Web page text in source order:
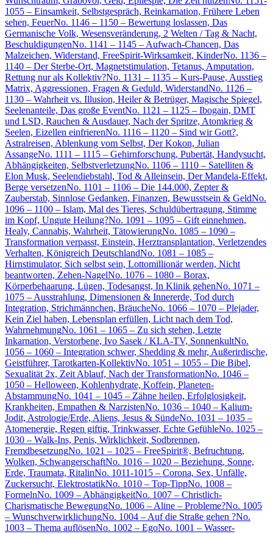
1055 – Einsamkeit, Selbstgespräch, Reinkarnation, Frühere Leben
sehen, FeuerNo. 1146 – 1150 – Bewertung loslassen, Das
Germanische Volk, Wesensveränderung, 2 Welten / Tag & Nacht,
BeschuldigungenNo. 1141 – 1145 – Aufwach-Chancen, Das
Malzeichen, Widerstand, FreeSpirit-Wirksamkeit, KinderNo. 1136 –
1140 – Der Sterbe-Ort, Magnetstimulation, Tetanus, Amputation,
Rettung nur als Kollektiv?No. 1131 – 1135 – Kurs-Pause, Ausstieg
Matrix, Aggressionen, Fragen & Geduld, WiderstandNo. 1126 –
1130 – Wahrheit vs. Illusion, Heiler & Betrüger, Magische Spiegel,
Seelenanteile, Das große EventNo. 1121 – 1125 – Ibogain, DMT
und LSD, Rauchen & Ausdauer, Nach der Spritze, Atomkrieg &
Seelen, Eizellen einfrierenNo. 1116 – 1120 – Sind wir Gott?,
Astralreisen, Ablenkung vom Selbst, Der Kokon, Julian
AssangeNo. 1111 – 1115 – Gehirnforschung, Pubertät, Handysucht,
Abhängigkeiten, SelbstverletzungNo. 1106 – 1110 – Satelliten &
Elon Musk, Seelendiebstahl, Tod & Alleinsein, Der Mandela-Effekt,
Berge versetzenNo. 1101 – 1106 – Die 144.000, Zepter &
Zauberstab, Sinnlose Gedanken, Finanzen, Bewusstsein & GeldNo.
1096 – 1100 – Islam, Mal des Tieres, Schuldübertragung, Stimme
im Kopf, Ungute Heilung?No. 1091 – 1095 – Gift einnehmen,
Healy, Cannabis, Wahrheit, TätowierungNo. 1085 – 1090 –
Transformation verpasst, Einstein, Herztransplantation, Verletzendes
Verhalten, Königreich DeutschlandNo. 1081 – 1085 –
Hirnstimulator, Sich selbst sein, Lottomillionär werden, Nicht
beantworten, Zehen-NagelNo. 1076 – 1080 – Borax,
Körperbehaarung, Lügen, Todesangst, In Klinik gehenNo. 1071 –
1075 – Ausstrahlung, Dimensionen & Innererde, Tod durch
Integration, Strichmännchen, BräucheNo. 1066 – 1070 – Plejader,
Kein Ziel haben, Lebensplan erfüllen, Licht nach dem Tod,
WahrnehmungNo. 1061 – 1065 – Zu sich stehen, Letzte
Inkarnation, Verstorbene, Ivo Sasek / KLA-TV, SonnenkultNo.
1056 – 1060 – Integration schwer, Shedding & mehr, Außerirdische,
Geistführer, Tarotkarten-KollektivNo. 1051 – 1055 – Die Bibel,
Sexualität 2x, Zeit Ablauf, Nach der TransformationNo. 1046 –
1050 – Helloween, Kohlenhydrate, Koffein, Planeten-
AbstammungNo. 1041 – 1045 – Zähne heilen, Erfolglosigkeit,
Krankheiten, Empathen & NarzistenNo. 1036 – 1040 – Kalium-
Jodit, Astrologie/Erde, Aliens, Jesus & SündeNo. 1031 – 1035 –
Atomenergie, Regen giftig, Trinkwasser, Echte GefühleNo. 1025 –
1030 – Walk-Ins, Penis, Wirklichkeit, Sodbrennen,
FremdbesetzungNo. 1021 – 1025 – FreeSpirit®, Befruchtung,
Wolken, SchwangerschaftNo. 1016 – 1020 – Beziehung, Sonne,
Erde, Traumata, RitalinNo. 1011-1015 – Corona, Sex, Unfälle,
Zuckersucht, ElektrostatikNo. 1010 – Top-TippNo. 1008 –
FormelnNo. 1009 – AbhängigkeitNo. 1007 – Christlich-
Charismatische BewegungNo. 1006 – Aline – Probleme?No. 1005
– WunschverwirklichungNo. 1004 – Auf die Straße gehen ?No.
1003 – Thema auflösenNo. 1002 – EgoNo. 1001 – Wasser-